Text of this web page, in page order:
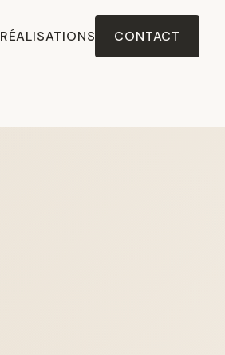
RÉALISATIONS CONTACT